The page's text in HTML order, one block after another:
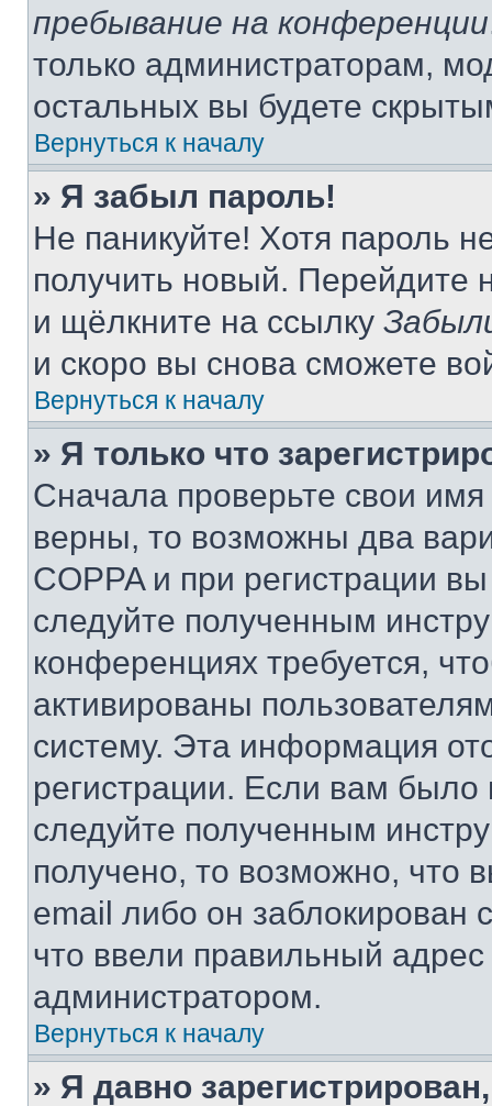
пребывание на конференции
только администраторам,
остальных вы будете
Вернуться к началу
» Я забыл пароль!
Не паникуйте! Хотя пароль
получить новый. Перейдите
и щёлкните на ссылку
и скоро вы снова сможете
Вернуться к началу
» Я только что
Сначала проверьте свои
верны, то возможны два
COPPA и при регистрации
следуйте полученным
конференциях требуется,
активированы
систему. Эта информация
регистрации. Если вам
следуйте полученным
получено, то возможно, что
email либо он
что ввели правильный адрес
администратором.
Вернуться к началу
» Я давно